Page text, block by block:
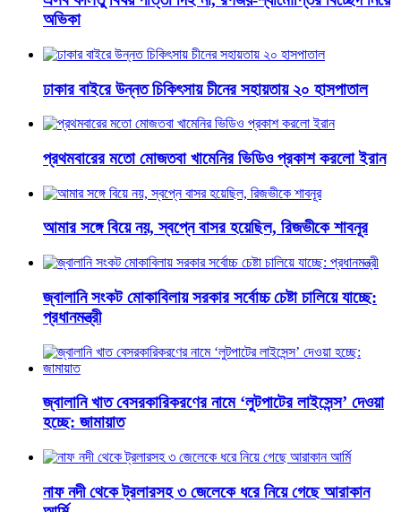
অভিকা
ঢাকার বাইরে উন্নত চিকিৎসায় চীনের সহায়তায় ২০ হাসপাতাল
প্রথমবারের মতো মোজতবা খামেনির ভিডিও প্রকাশ করলো ইরান
আমার সঙ্গে বিয়ে নয়, স্বপ্নে বাসর হয়েছিল, রিজভীকে শাবনূর
জ্বালানি সংকট মোকাবিলায় সরকার সর্বোচ্চ চেষ্টা চালিয়ে যাচ্ছে:
প্রধানমন্ত্রী
জ্বালানি খাত বেসরকারিকরণের নামে ‘লুটপাটের লাইসেন্স’ দেওয়া
হচ্ছে: জামায়াত
নাফ নদী থেকে ট্রলারসহ ৩ জেলেকে ধরে নিয়ে গেছে আরাকান